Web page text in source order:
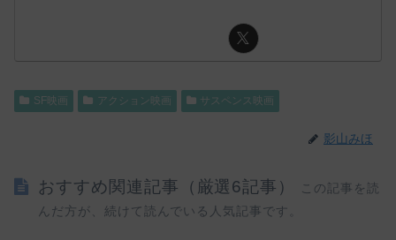
SF映画 アクション映画 サスペンス映画
影山みほ
おすすめ関連記事（厳選6記事）
この記事を読
んだ方が、続けて読んでいる人気記事です。